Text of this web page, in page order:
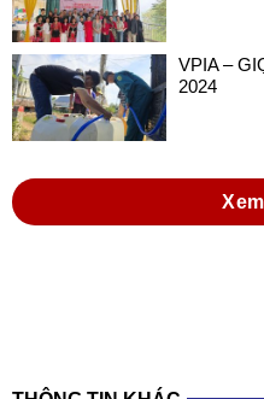
VPIA –
2024